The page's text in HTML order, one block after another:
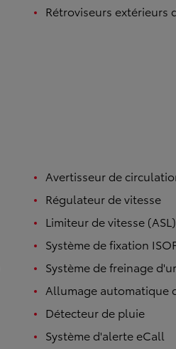
Rétroviseurs extérieurs
Avertisseur de
Régulateur de vitesse
Limiteur de vitesse (ASL)
Système de fixation
Système de freinage
Allumage automatique
Détecteur de pluie
Système d'alerte eCall